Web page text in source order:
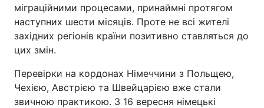
міграційними процесами, принаймні протягом
наступних шести місяців. Проте не всі жителі
західних регіонів країни позитивно ставляться до
цих змін.
Перевірки на кордонах Німеччини з Польщею,
Чехією, Австрією та Швейцарією вже стали
звичною практикою. З 16 вересня німецькі